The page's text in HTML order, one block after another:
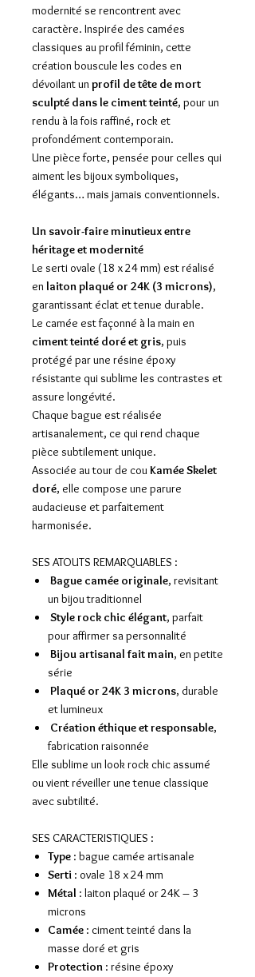
modernité se rencontrent avec
caractère. Inspirée des camées
classiques au profil féminin, cette
création bouscule les codes en
dévoilant un profil de tête de mort
sculpté dans le ciment teinté, pour un
rendu à la fois raffiné, rock et
profondément contemporain.
Une pièce forte, pensée pour celles qui
aiment les bijoux symboliques,
élégants… mais jamais conventionnels.
Un savoir-faire minutieux entre
héritage et modernité
Le serti ovale (18 x 24 mm) est réalisé
en laiton plaqué or 24K (3 microns),
garantissant éclat et tenue durable.
Le camée est façonné à la main en
ciment teinté doré et gris, puis
protégé par une résine époxy
résistante qui sublime les contrastes et
assure longévité.
Chaque bague est réalisée
artisanalement, ce qui rend chaque
pièce subtilement unique.
Associée au tour de cou Kamée Skelet
doré, elle compose une parure
audacieuse et parfaitement
harmonisée.
SES ATOUTS REMARQUABLES :
Bague camée originale, revisitant
un bijou traditionnel
Style rock chic élégant, parfait
pour affirmer sa personnalité
Bijou artisanal fait main, en petite
série
Plaqué or 24K 3 microns, durable
et lumineux
Création éthique et responsable,
fabrication raisonnée
Elle sublime un look rock chic assumé
ou vient réveiller une tenue classique
avec subtilité.
SES CARACTERISTIQUES :
Type : bague camée artisanale
Serti : ovale 18 x 24 mm
Métal : laiton plaqué or 24K – 3
microns
Camée : ciment teinté dans la
masse doré et gris
Protection : résine époxy